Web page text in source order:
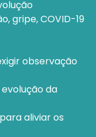
gripe, COVID-19
observação
da
aliviar os